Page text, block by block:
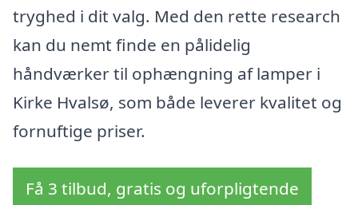
tryghed i dit valg. Med den rette research
kan du nemt finde en pålidelig
håndværker til ophængning af lamper i
Kirke Hvalsø, som både leverer kvalitet og
fornuftige priser.
Få 3 tilbud, gratis og uforpligtende